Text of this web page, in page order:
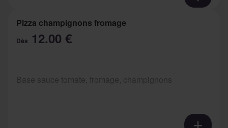
Pizza champignons fromage
Dès 12.00 €